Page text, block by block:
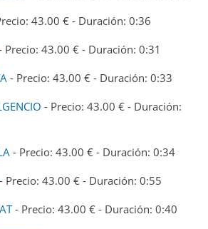
43.00 € - Duración: 0:36
Precio: 43.00 € - Duración: 0:31
- Precio: 43.00 € - Duración: 0:33
- Precio: 43.00 € - Duración:
- Precio: 43.00 € - Duración: 0:34
- Precio: 43.00 € - Duración: 0:55
- Precio: 43.00 € - Duración: 0:40